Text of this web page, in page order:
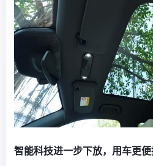
智能科技进一步下放，用车更